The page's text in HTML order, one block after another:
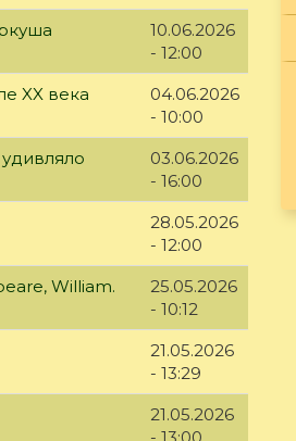
10.06.2026
- 12:00
XX века
04.06.2026
- 10:00
03.06.2026
- 16:00
28.05.2026
- 12:00
William.
25.05.2026
- 10:12
21.05.2026
- 13:29
21.05.2026